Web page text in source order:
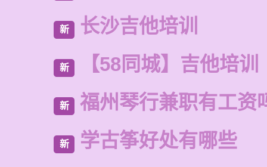
新 长沙吉他培训
新 【58同城】吉他培训
新 福州琴行兼职有工资
新 学古筝好处有哪些